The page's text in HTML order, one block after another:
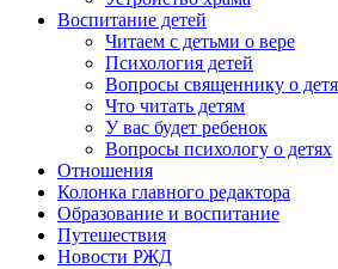
Воспитание детей
Читаем с детьми о вере
Психология детей
Вопросы священнику о
Что читать детям
У вас будет ребенок
Вопросы психологу о детях
Отношения
Колонка главного редактора
Образование и воспитание
Путешествия
Новости РЖД